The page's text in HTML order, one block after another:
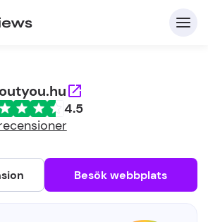
4.5
Besök webbplats